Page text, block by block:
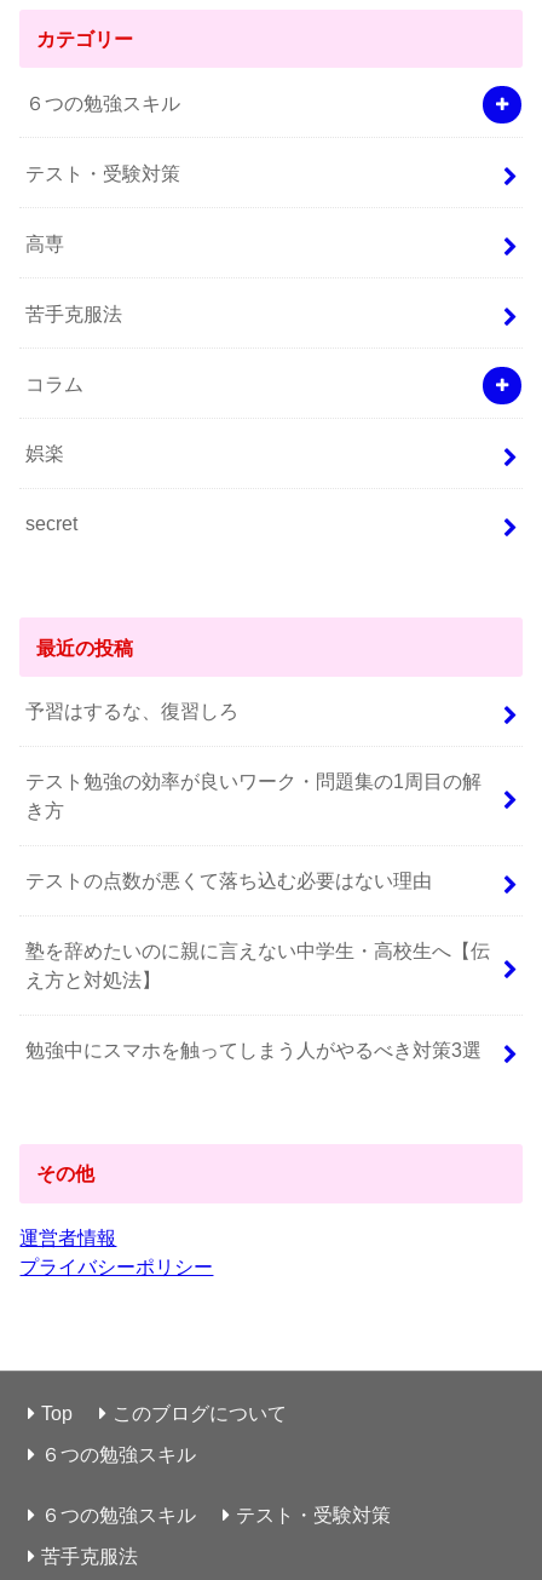
カテゴリー
６つの勉強スキル
テスト・受験対策
高専
苦手克服法
コラム
娯楽
secret
最近の投稿
予習はするな、復習しろ
テスト勉強の効率が良いワーク・問題集の1周目の解
き方
テストの点数が悪くて落ち込む必要はない理由
塾を辞めたいのに親に言えない中学生・高校生へ【伝
え方と対処法】
勉強中にスマホを触ってしまう人がやるべき対策3選
その他
運営者情報
プライバシーポリシー
Top
このブログについて
６つの勉強スキル
６つの勉強スキル
テスト・受験対策
苦手克服法